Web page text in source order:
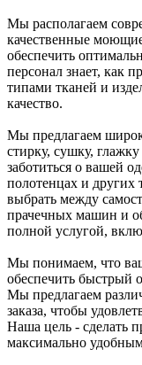
Мы располагаем
качественные
обеспечить
персонал знает, как
типами тканей и
качество.
Мы предлагаем
стирку, сушку,
заботиться о вашей
полотенцах и других
выбрать между
прачечных машин и
полной услугой,
Мы понимаем, что
обеспечить быстрый
Мы предлагаем
заказа, чтобы
Наша цель - сделать
максимально